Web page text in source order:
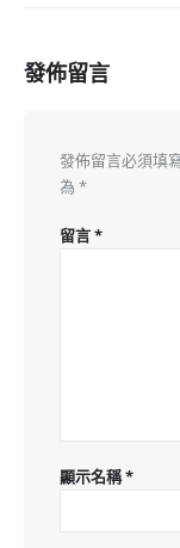
發佈留言
發佈留言必須填
為 *
留言*
顯示名稱*